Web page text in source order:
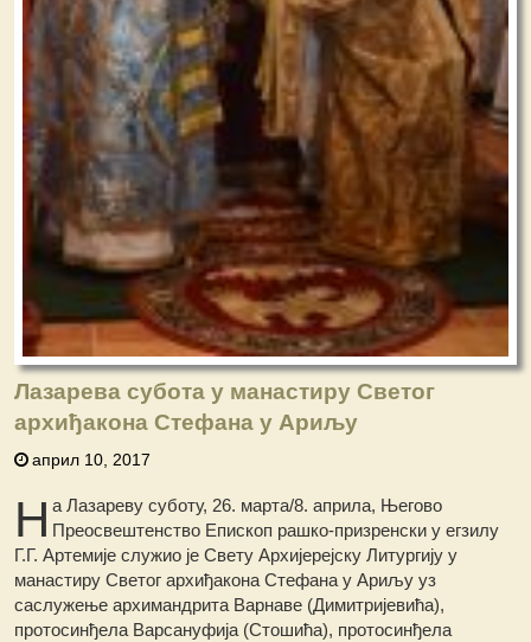
Лазарева субота у манастиру Светог
архиђакона Стефана у Ариљу
април 10, 2017
Н а Лазареву суботу, 26. марта/8. априла, Његово
Преосвештенство Епископ рашко-призренски у егзилу
Г.Г. Артемије служио је Свету Архијерејску Литургију у
манастиру Светог архиђакона Стефана у Ариљу уз
саслужење архимандрита Варнаве (Димитријевића),
протосинђела Варсануфија (Стошића), протосинђела